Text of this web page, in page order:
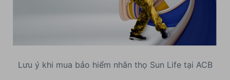
Lưu ý khi mua bảo hiểm nhân thọ Sun Life tại ACB